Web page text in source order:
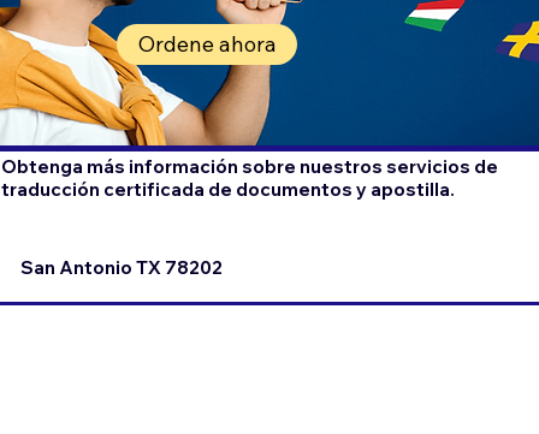
Ordene ahora
Obtenga más información sobre nuestros servicios de
traducción certificada de documentos y apostilla.
San Antonio TX 78202